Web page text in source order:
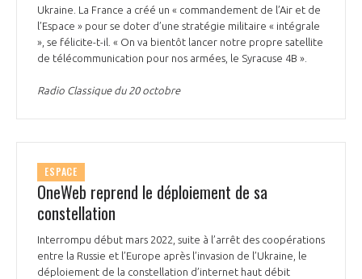
Ukraine. La France a créé un « commandement de l’Air et de
l’Espace » pour se doter d’une stratégie militaire « intégrale
», se félicite-t-il. « On va bientôt lancer notre propre satellite
de télécommunication pour nos armées, le Syracuse 4B ».
Radio Classique du 20 octobre
ESPACE
OneWeb reprend le déploiement de sa
constellation
Interrompu début mars 2022, suite à l’arrêt des coopérations
entre la Russie et l’Europe après l’invasion de l’Ukraine, le
déploiement de la constellation d’internet haut débit